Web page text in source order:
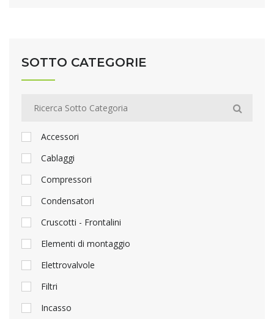
SOTTO CATEGORIE
Accessori
Cablaggi
Compressori
Condensatori
Cruscotti - Frontalini
Elementi di montaggio
Elettrovalvole
Filtri
Incasso